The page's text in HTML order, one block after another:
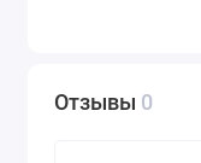
Отзывы 0